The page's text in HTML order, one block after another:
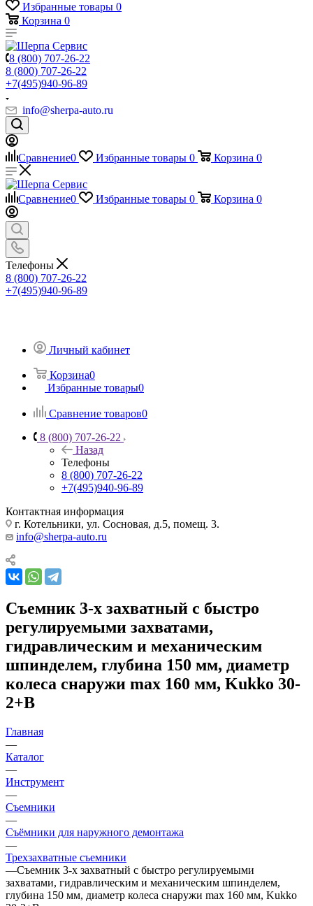
Избранные товары 0
Корзина 0
8 (800) 707-26-22
8 (800) 707-26-22
+7(495)940-96-89
info@sherpa-auto.ru
Сравнение0 Избранные товары 0 Корзина 0
Сравнение0 Избранные товары 0 Корзина 0
Телефоны
8 (800) 707-26-22
+7(495)940-96-89
Личный кабинет
Корзина0
Избранные товары0
Сравнение товаров0
8 (800) 707-26-22
Назад
Телефоны
8 (800) 707-26-22
+7(495)940-96-89
Контактная информация
г. Котельники, ул. Сосновая, д.5, помещ. 3.
info@sherpa-auto.ru
Съемник 3-х захватный с быстро
регулируемыми захватами,
гидравлическим и механическим
шпинделем, глубина 150 мм, диаметр
колеса снаружи max 160 мм, Kukko 30-
2+B
Главная
—
Каталог
—
Инструмент
—
Съемники
—
Съёмники для наружного демонтажа
—
Трехзахватные съемники
—Съемник 3-х захватный с быстро регулируемыми
захватами, гидравлическим и механическим шпинделем,
глубина 150 мм, диаметр колеса снаружи max 160 мм, Kukko